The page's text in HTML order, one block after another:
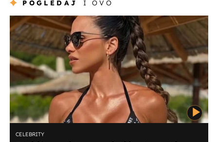
POGLEDAJ I OVO
CELEBRITY